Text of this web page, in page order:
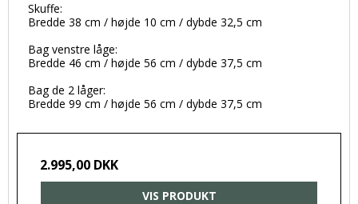
Skuffe:
Bredde 38 cm / højde 10 cm / dybde 32,5 cm
Bag venstre låge:
Bredde 46 cm / højde 56 cm / dybde 37,5 cm
Bag de 2 låger:
Bredde 99 cm / højde 56 cm / dybde 37,5 cm
2.995,00 DKK
VIS PRODUKT